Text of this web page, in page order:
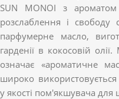
SUN MONOI з
розслаблення і
парфумерне масло,
гарденії в кокосовій
означає «ароматичне
широко використовується
у якості пом'якшувача для